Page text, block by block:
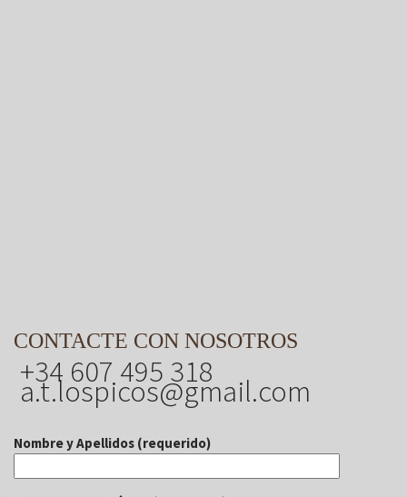
CONTACTE CON NOSOTROS
+34 607 495 318
a.t.lospicos@gmail.com
Nombre y Apellidos (requerido)